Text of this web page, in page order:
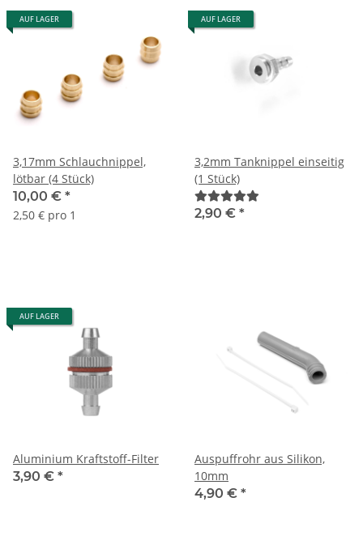
AUF LAGER
3,17mm Schlauchnippel,
lötbar (4 Stück)
10,00 € *
2,50 € pro 1
AUF LAGER
3,2mm Tanknippel einseitig
(1 Stück)
2,90 € *
AUF LAGER
Aluminium Kraftstoff-Filter
3,90 € *
Auspuffrohr aus Silikon,
10mm
4,90 € *